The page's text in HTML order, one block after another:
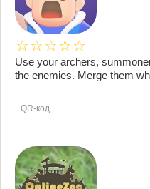
Use your archers,
the enemies. Merge them
QR-код